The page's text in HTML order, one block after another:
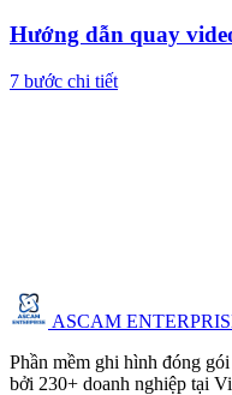
Hướng dẫn quay
7 bước chi tiết
ASCAM
Phần mềm ghi hình đóng
bởi 230+ doanh nghiệp tại